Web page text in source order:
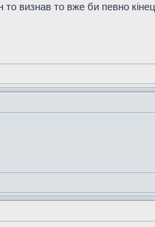
визнав то вже би певно